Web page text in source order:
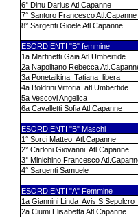
6° Dinu Darius Atl.Capanne
7° Santoro Francesco Atl.Capanne
8° Sargenti Gioele Atl.Capanne
ESORDIENTI "B" femmine
1a Martinetti Gaia Atl.Umbertide
2a Napolitano Rebecca
3a Ponetaikina Tatiana libera
4a Boldrini Vittoria atl.Umbertide
5a Vescovi Angelica
6a Cavalletti Sofia Atl.Capanne
ESORDIENTI "B" Maschi
1° Sorci Matteo Atl.Capanne
2° Carloni Giovanni Atl.Capanne
3° Minichino Francesco
4° Sargenti Samuele
ESORDIENTI "A" Femmine
1a Giannini Linda Avis S,Sepolcro
2a Ciumi Elisabetta Atl.Capanne